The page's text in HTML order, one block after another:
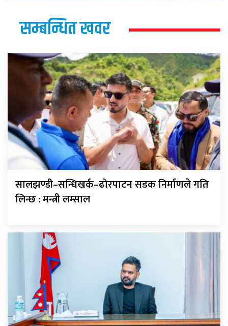
सम्बन्धित खवर
सालझण्डी–सन्धिखर्क–ढोरपाटन सडक निर्माणले गति
लिन्छ : मन्त्री लम्साल